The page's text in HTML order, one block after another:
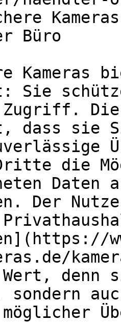
Büro
Kameras
Sie
Zugriff.
dass sie
die
Daten
Der
Wert,